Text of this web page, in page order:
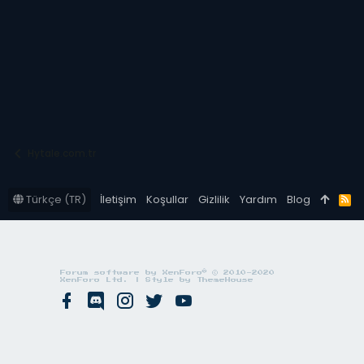
Türkçe (TR) İletişim Koşullar Gizlilik Yardım Blog
R
S
S
Forum software by XenForo ®
© 2010-2020
XenForo Ltd.
Style by ThemeHouse